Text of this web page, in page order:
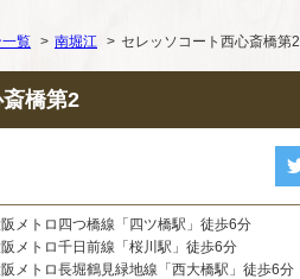
覧 南堀江 セレッソコート西心斎橋第2
橋第2
メトロ四つ橋線「四ツ橋駅」徒歩6分
メトロ千日前線「桜川駅」徒歩6分
メトロ長堀鶴見緑地線「西大橋駅」徒歩6分